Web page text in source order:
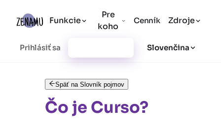
Funkcie
Pre
koho
Cenník Zdroje
Prihlásiť sa Slovenčina
Späť na Slovník pojmov
Čo je Curso?